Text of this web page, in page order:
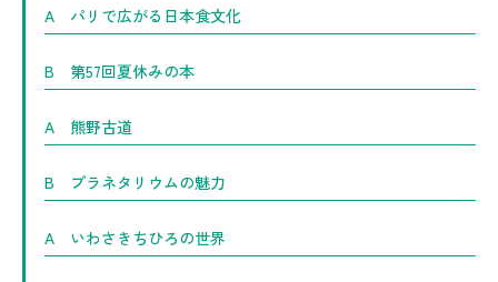
A パリで広がる日本食文化
B 第57回夏休みの本
A 熊野古道
B プラネタリウムの魅力
A いわさきちひろの世界